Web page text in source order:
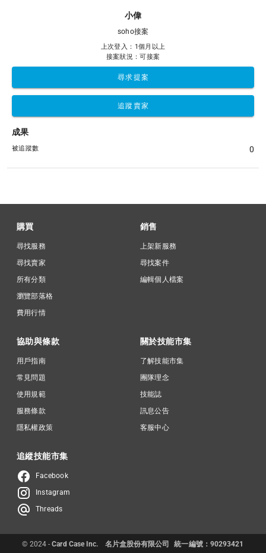
小偉
soho接案
上次登入：1個月以上
接案狀況：可接案
尋求提案
追蹤賣家
成果
被追蹤數 0
購買
尋找服務
尋找賣家
所有分類
瀏覽部落格
費用行情
銷售
上架新服務
尋找案件
編輯個人檔案
協助與條款
用戶指南
常見問題
使用規範
服務條款
隱私權政策
關於技能市集
了解技能市集
團隊理念
技能誌
訊息公告
客服中心
追縱技能市集
Facebook
Instagram
Threads
© 2024 -Card Case Inc. 名片盒股份有限公司 統一編號：90293421